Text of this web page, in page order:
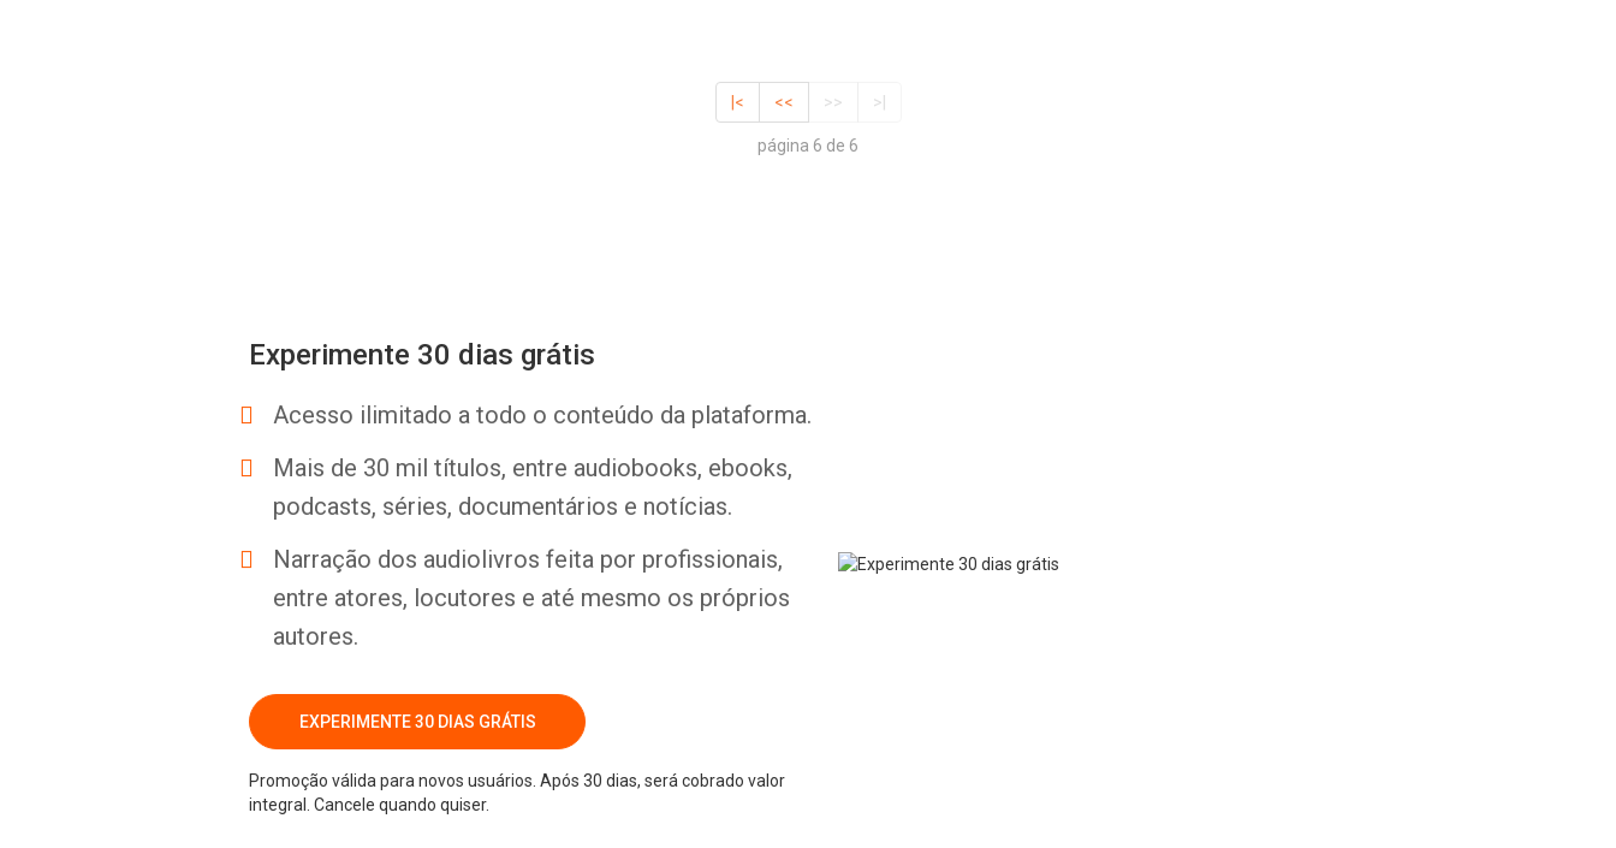
|< << >> >|
página 6 de 6
Experimente 30 dias grátis
Acesso ilimitado a todo o conteúdo da plataforma.
Mais de 30 mil títulos, entre audiobooks, ebooks,
podcasts, séries, documentários e notícias.
Narração dos audiolivros feita por profissionais,
entre atores, locutores e até mesmo os próprios
autores.
EXPERIMENTE 30 DIAS GRÁTIS
Promoção válida para novos usuários. Após 30 dias, será cobrado valor
integral. Cancele quando quiser.